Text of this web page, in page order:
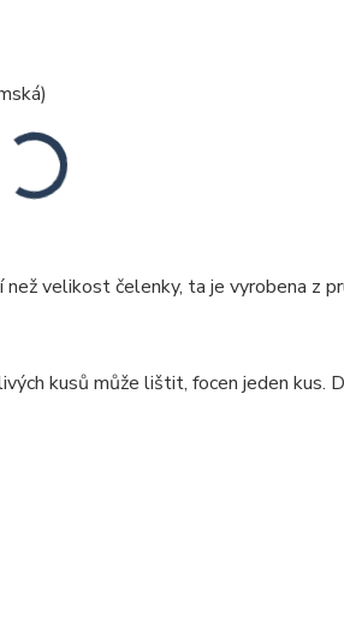
velikost čelenky, ta je vyrobena z
kusů může lištit, focen jeden kus.